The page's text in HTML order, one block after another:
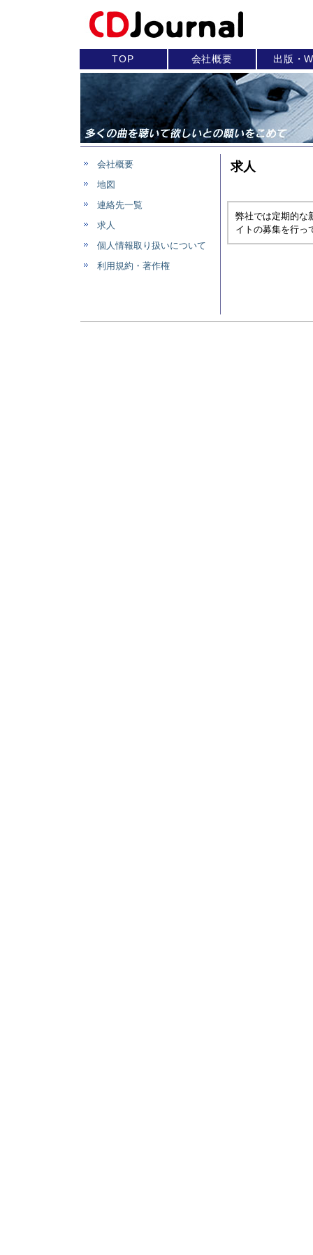
TOP 会社概要 出版・
会社概要
地図
連絡先一覧
求人
個人情報取り扱いについて
利用規約・著作権
求人
弊社では定期的な
イトの募集を行っ